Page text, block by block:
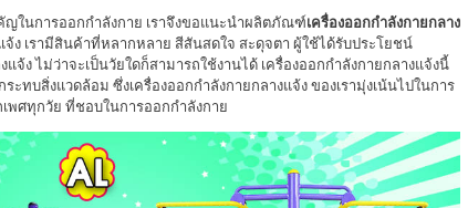
ญในการออกกำลังกาย เราจึงขอแนะนำผลิตภัณฑ์เครื่องออกกำลังกายกลาง
จ้ง เรามีสินค้าที่หลากหลาย สีสันสดใจ สะดุจตา ผู้ใช้ได้รับประโยชน์
จ้ง ไม่ว่าจะเป็นวัยใดก็สามารถใช้งานได้ เครื่องออกกำลังกายกลางแจ้งนี้
ทบสิ่งแวดล้อม ซึ่งเครื่องออกกำลังกายกลางแจ้ง ของเรามุ่งเน้นไปในการ
ศทุกวัย ที่ชอบในการออกกำลังกาย